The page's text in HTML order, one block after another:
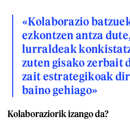
«Kolaborazio
ezkontzen antza
lurraldeak
zuten gisako zerbait
zait estrategikoak
baino gehiago»
Kolaboraziorik izango da?